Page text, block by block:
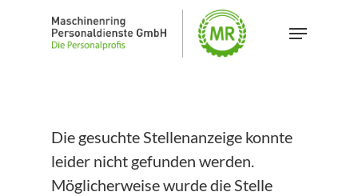
Menu
Die gesuchte Stellenanzeige konnte
leider nicht gefunden werden.
Möglicherweise wurde die Stelle